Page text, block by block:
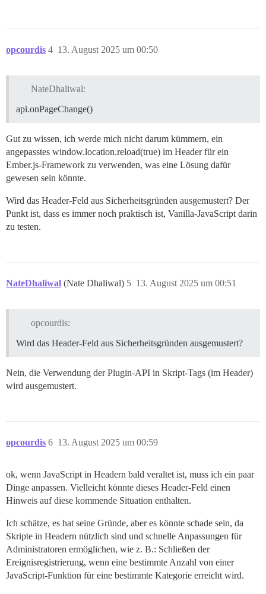
opcourdis 13. August 2025 um 00:50
4
NateDhaliwal:
api.onPageChange()
Gut zu wissen, ich werde mich nicht darum kümmern, ein
angepasstes window.location.reload(true) im Header für ein
Ember.js-Framework zu verwenden, was eine Lösung dafür
gewesen sein könnte.
Wird das Header-Feld aus Sicherheitsgründen ausgemustert? Der
Punkt ist, dass es immer noch praktisch ist, Vanilla-JavaScript darin
zu testen.
NateDhaliwal (Nate Dhaliwal) 13. August 2025 um 00:51
5
opcourdis:
Wird das Header-Feld aus Sicherheitsgründen ausgemustert?
Nein, die Verwendung der Plugin-API in Skript-Tags (im Header)
wird ausgemustert.
opcourdis 13. August 2025 um 00:59
6
ok, wenn JavaScript in Headern bald veraltet ist, muss ich ein paar
Dinge anpassen. Vielleicht könnte dieses Header-Feld einen
Hinweis auf diese kommende Situation enthalten.
Ich schätze, es hat seine Gründe, aber es könnte schade sein, da
Skripte in Headern nützlich sind und schnelle Anpassungen für
Administratoren ermöglichen, wie z. B.: Schließen der
Ereignisregistrierung, wenn eine bestimmte Anzahl von einer
JavaScript-Funktion für eine bestimmte Kategorie erreicht wird.